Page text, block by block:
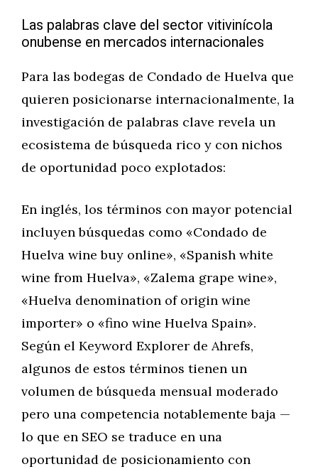
Las palabras clave del sector vitivinícola
onubense en mercados internacionales
Para las bodegas de Condado de Huelva que
quieren posicionarse internacionalmente, la
investigación de palabras clave revela un
ecosistema de búsqueda rico y con nichos
de oportunidad poco explotados:
En inglés, los términos con mayor potencial
incluyen búsquedas como «Condado de
Huelva wine buy online», «Spanish white
wine from Huelva», «Zalema grape wine»,
«Huelva denomination of origin wine
importer» o «fino wine Huelva Spain».
Según el Keyword Explorer de Ahrefs,
algunos de estos términos tienen un
volumen de búsqueda mensual moderado
pero una competencia notablemente baja —
lo que en SEO se traduce en una
oportunidad de posicionamiento con